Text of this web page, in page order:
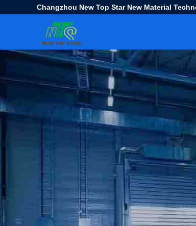
Changzhou New Top Star New Material